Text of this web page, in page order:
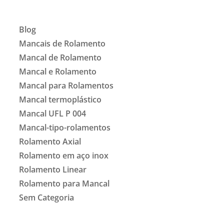
Blog
Mancais de Rolamento
Mancal de Rolamento
Mancal e Rolamento
Mancal para Rolamentos
Mancal termoplástico
Mancal UFL P 004
Mancal-tipo-rolamentos
Rolamento Axial
Rolamento em aço inox
Rolamento Linear
Rolamento para Mancal
Sem Categoria